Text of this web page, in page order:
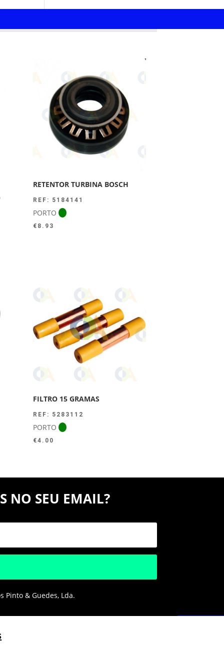
RETENTOR TURBINA BOSCH
REF: 5184141
PORTO
€ 8.93
FILTRO 15 GRAMAS
REF: 5283112
PORTO
€4.00
NO SEU EMAIL?
Pinto & Guedes, Lda.